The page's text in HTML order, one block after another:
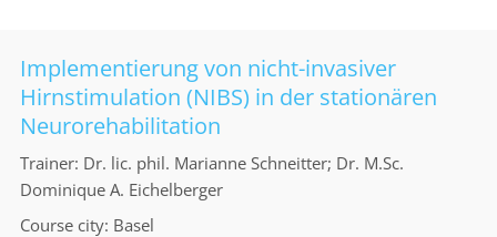
Implementierung von nicht-invasiver
Hirnstimulation (NIBS) in der stationären
Neurorehabilitation
Trainer Dr. lic. phil. Marianne Schneitter; Dr. M.Sc.
Dominique A. Eichelberger
Course city Basel